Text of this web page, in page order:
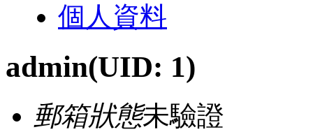
個人資料
admin(UID: 1)
郵箱狀態未驗證